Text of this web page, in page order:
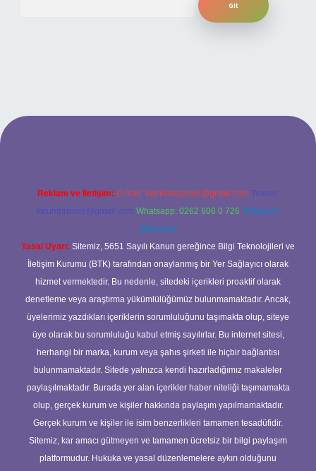
yeni giriş adresi
Reklam ve İletişim: E-mail: backlinkpaneli@gmail.com Teams:
forumhizmeti@gmail.com Whatsapp: 0262 606 0 726 Telegram:
@karabul
Yasal Uyarı: Sitemiz, 5651 Sayılı Kanun gereğince Bilgi Teknolojileri ve
İletişim Kurumu (BTK) tarafından onaylanmış bir Yer Sağlayıcı olarak
hizmet vermektedir. Bu nedenle, sitedeki içerikleri proaktif olarak
denetleme veya araştırma yükümlülüğümüz bulunmamaktadır. Ancak,
üyelerimiz yazdıkları içeriklerin sorumluluğunu taşımakta olup, siteye
üye olarak bu sorumluluğu kabul etmiş sayılırlar. Bu internet sitesi,
herhangi bir marka, kurum veya şahıs şirketi ile hiçbir bağlantısı
bulunmamaktadır. Sitede yalnızca kendi hazırladığımız makaleler
paylaşılmaktadır. Burada yer alan içerikler haber niteliği taşımamakta
olup, gerçek kurum ve kişiler hakkında paylaşım yapılmamaktadır.
Gerçek kurum ve kişiler ile isim benzerlikleri tamamen tesadüfidir.
Sitemiz, kar amacı gütmeyen ve tamamen ücretsiz bir bilgi paylaşım
platformudur. Hukuka ve yasal düzenlemelere aykırı olduğunu